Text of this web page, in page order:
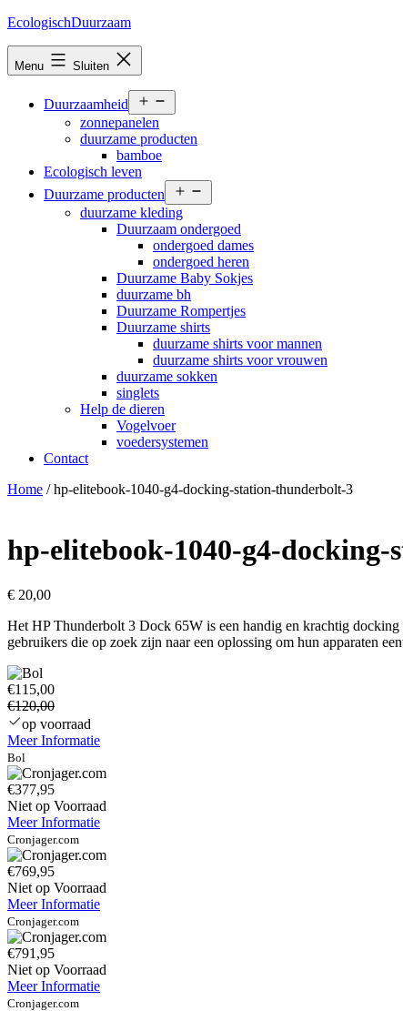
Ga
inhoud
EcologischDuurzaam
Menu Sluiten
Duurzaamheid
menu
zonnepanelen
duurzame producten
bamboe
Ecologisch leven
Duurzame producten
menu
duurzame kleding
Duurzaam ondergoed
ondergoed dames
ondergoed heren
Duurzame Baby Sokjes
duurzame bh
Duurzame Rompertjes
Duurzame shirts
duurzame shirts voor mannen
duurzame shirts voor vrouwen
duurzame sokken
singlets
Help de dieren
Vogelvoer
voedersystemen
Contact
Home / hp-elitebook-1040-g4-docking-station-thunderbolt-3
hp-elitebook-1040-g4-
€ 20,00
Het HP Thunderbolt 3 Dock 65W is een handig en krachtig
gebruikers die op zoek zijn naar een oplossing om hun apparaten
€115,00
€120,00
op voorraad
Meer Informatie
Bol
€377,95
Niet op Voorraad
Meer Informatie
Cronjager.com
€769,95
Niet op Voorraad
Meer Informatie
Cronjager.com
€791,95
Niet op Voorraad
Meer Informatie
Cronjager.com